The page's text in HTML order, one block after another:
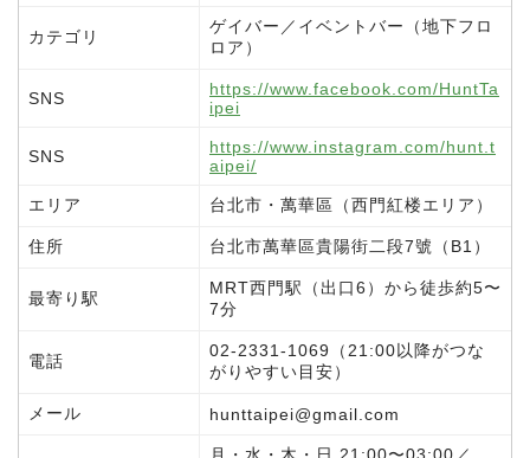
カテゴリ
ゲイバー／イベントバー（地下フロ
ロア）
SNS
https://www.facebook.com/HuntTa
ipei
SNS
https://www.instagram.com/hunt.t
aipei/
エリア 台北市・萬華區（西門紅楼エリア）
住所 台北市萬華區貴陽街二段7號（B1）
最寄り駅
MRT西門駅（出口6）から徒歩約5〜
7分
電話
02-2331-1069（21:00以降がつな
がりやすい目安）
メール hunttaipei@gmail.com